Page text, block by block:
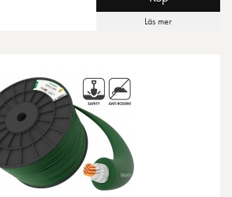
Läs mer